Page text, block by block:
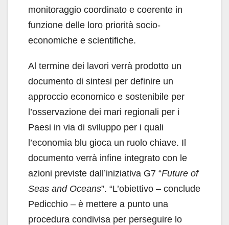
monitoraggio coordinato e coerente in
funzione delle loro priorità socio-
economiche e scientifiche.
Al termine dei lavori verrà prodotto un
documento di sintesi per definire un
approccio economico e sostenibile per
l’osservazione dei mari regionali per i
Paesi in via di sviluppo per i quali
l’economia blu gioca un ruolo chiave. Il
documento verrà infine integrato con le
azioni previste dall’iniziativa G7 “Future of
Seas and Oceans”. “L’obiettivo – conclude
Pedicchio – è mettere a punto una
procedura condivisa per perseguire lo